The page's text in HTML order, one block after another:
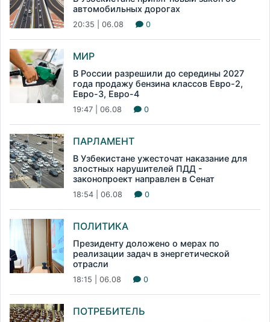
автомобильных дорогах
20:35 | 06.08 0
МИР
В России разрешили до середины 2027
года продажу бензина классов Евро-2,
Евро-3, Евро-4
19:47 | 06.08 0
ПАРЛАМЕНТ
В Узбекистане ужесточат наказание для
злостных нарушителей ПДД -
законопроект направлен в Сенат
18:54 | 06.08 0
ПОЛИТИКА
Президенту доложено о мерах по
реализации задач в энергетической
отрасли
18:15 | 06.08 0
ПОТРЕБИТЕЛЬ